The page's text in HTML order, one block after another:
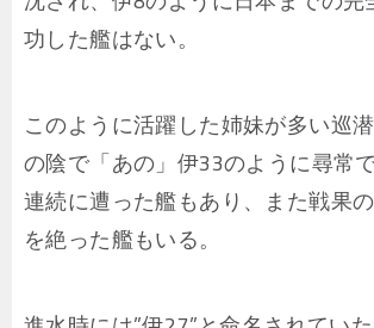
功した艦はない。
このように活躍した姉妹が多い巡
の陰で「あの」伊33のように尋常
連続に遭った艦もあり、また戦果
を絶った艦もいる。